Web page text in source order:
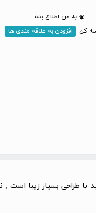
به من اطلاع بده
کن
افزودن به علاقه مندی ها
با طراحی بسیار زیبا